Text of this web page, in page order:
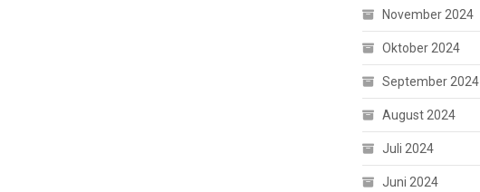
November 2024
Oktober 2024
September 2024
August 2024
Juli 2024
Juni 2024